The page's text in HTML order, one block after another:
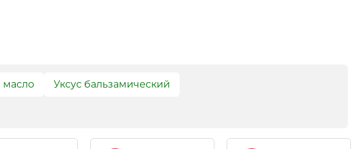
масло Уксус бальзамический